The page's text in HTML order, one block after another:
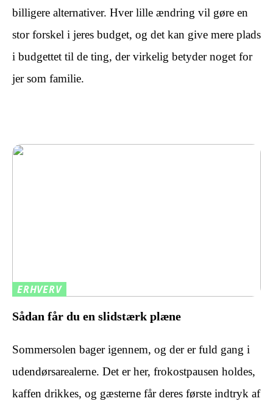
billigere alternativer. Hver lille ændring vil gøre en
stor forskel i jeres budget, og det kan give mere plads
i budgettet til de ting, der virkelig betyder noget for
jer som familie.
ERHVERV
Sådan får du en slidstærk plæne
Sommersolen bager igennem, og der er fuld gang i
udendørsarealerne. Det er her, frokostpausen holdes,
kaffen drikkes, og gæsterne får deres første indtryk af